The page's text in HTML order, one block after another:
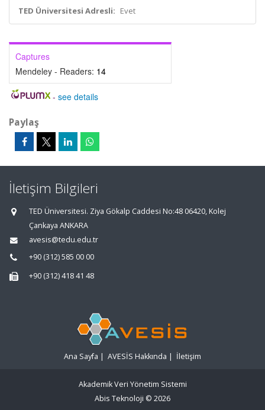
TED Üniversitesi Adresli: Evet
Captures
Mendeley - Readers: 14
- see details
Paylaş
İletişim Bilgileri
TED Üniversitesi. Ziya Gökalp Caddesi No:48 06420, Kolej
Çankaya ANKARA
avesis@tedu.edu.tr
+90 (312) 585 00 00
+90 (312) 418 41 48
Ana Sayfa | AVESİS Hakkında | İletişim
Akademik Veri Yönetim Sistemi
Abis Teknoloji © 2026